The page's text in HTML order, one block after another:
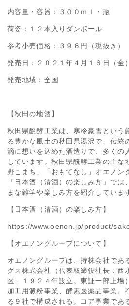
内容量・容器：３００ｍｌ・瓶
荷姿：１２本入りダンボール
参考小売価格：３９６円（税抜き）
発売日：２０２１年４月１６日（金）
発売地域：全国
【秋田の地酒】
秋田県醗酵工業は、寒冷豪雪という
る豊かな風土の秋田県湯沢で、伝統
滴に想いを込めた酒造りで、多くの
しています。秋田県醗酵工業の主な
野こまち」「おもてなし」オエノン
「日本酒（清酒）の楽しみ方」では
まな雑学や楽しみ方を紹介していま
【日本酒（清酒）の楽しみ方】
https://www.oenon.jp/product/
【オエノングループについて】
オエノングループは、持株会社であ
グス株式会社（代表取締役社長：西
区、１９２４年設立。東証一部上場
加工用澱粉事業、酵素医薬品事業、
る９社で構成される。コア事業であ